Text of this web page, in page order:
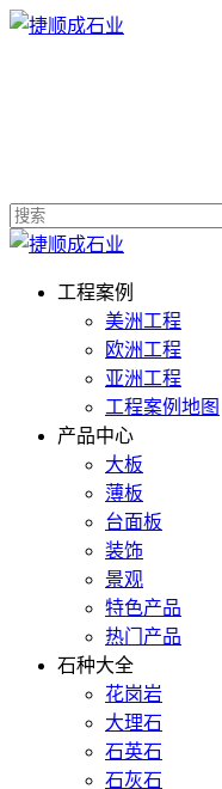
工程案例
美洲工程
欧洲工程
亚洲工程
工程案例地图
产品中心
大板
薄板
台面板
装饰
景观
特色产品
热门产品
石种大全
花岗岩
大理石
石英石
石灰石